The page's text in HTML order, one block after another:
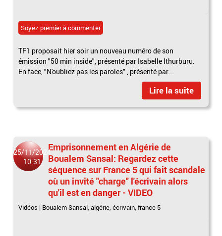
Soyez premier à commenter
TF1 proposait hier soir un nouveau numéro de son
émission "50 min inside", présenté par Isabelle Ithurburu.
En face, "N'oubliez pas les paroles" , présenté par...
Lire la suite
25/11/2024
10:31
Emprisonnement en Algérie de
Boualem Sansal: Regardez cette
séquence sur France 5 qui fait scandale
où un invité "charge" l'écrivain alors
qu'il est en danger - VIDEO
Vidéos | Boualem Sansal,algérie,écrivain,france 5